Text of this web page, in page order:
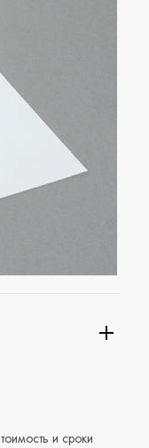
и сроки